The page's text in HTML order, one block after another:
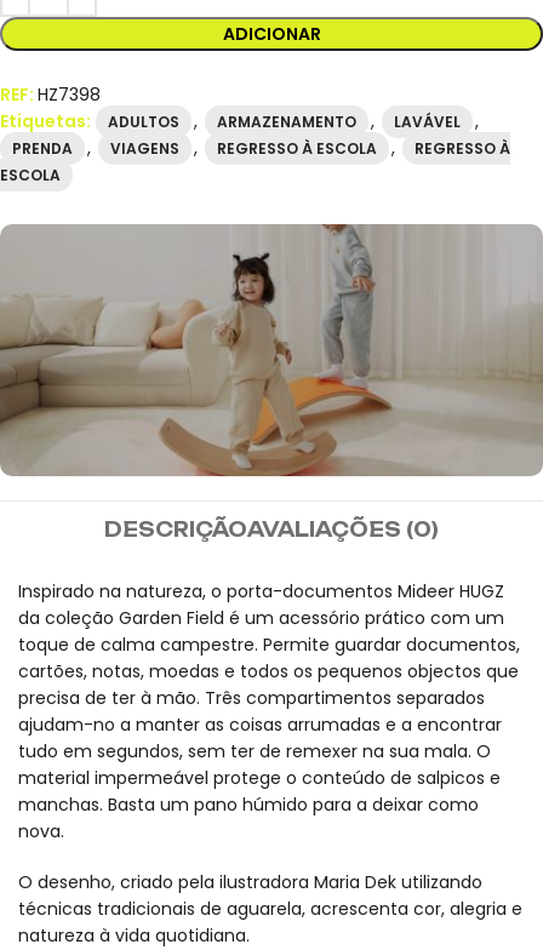
ADICIONAR
REF: HZ7398
Etiquetas:
ADULTOS , ARMAZENAMENTO , LAVÁVEL ,
PRENDA , VIAGENS , REGRESSO À ESCOLA ,
REGRESSO À
ESCOLA
MIDEER
encomendas superiores a
100 euros.
DESCRIÇÃOAVALIAÇÕES (0)
Inspirado na natureza, o porta-documentos Mideer HUGZ
da coleção Garden Field é um acessório prático com um
toque de calma campestre. Permite guardar documentos,
cartões, notas, moedas e todos os pequenos objectos que
precisa de ter à mão. Três compartimentos separados
ajudam-no a manter as coisas arrumadas e a encontrar
tudo em segundos, sem ter de remexer na sua mala. O
material impermeável protege o conteúdo de salpicos e
manchas. Basta um pano húmido para a deixar como
nova.
O desenho, criado pela ilustradora Maria Dek utilizando
técnicas tradicionais de aguarela, acrescenta cor, alegria e
natureza à vida quotidiana.